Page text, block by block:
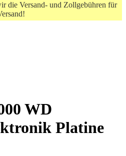
die Versand- und Zollgebühren für
WD
Platine